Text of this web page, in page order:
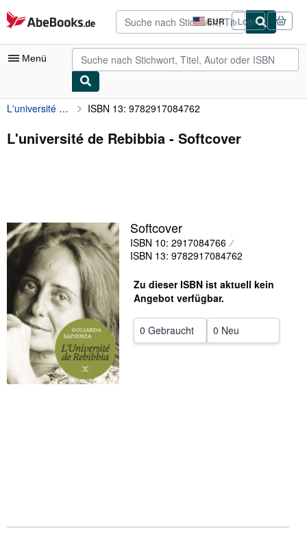
Zum Hauptinhalt
AbeBooks.de EUR
Seite
der
Einkaufseinstellungen.
Login
Menü
Nutzerkonto
Meine Bestellungen
Kunst & Sammlerstücke
Verkäufer
Verkäufer werden
Hilfe
SCHLIESSEN
L'université de Rebibbia ISBN 13: 9782917084762
L'université de Rebibbia - Softcover
Softcover
ISBN 10: 2917084766
ISBN 13: 9782917084762
Zu dieser ISBN ist aktuell kein
Angebot verfügbar.
0 Gebraucht 0 Neu